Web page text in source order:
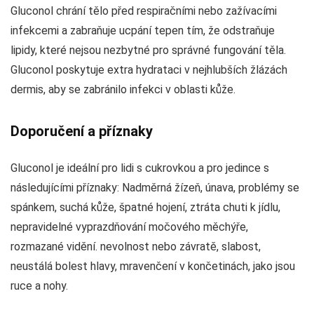
Gluconol chrání tělo před respiračními nebo zažívacími
infekcemi a zabraňuje ucpání tepen tím, že odstraňuje
lipidy, které nejsou nezbytné pro správné fungování těla.
Gluconol poskytuje extra hydrataci v nejhlubších žlázách
dermis, aby se zabránilo infekci v oblasti kůže.
Doporučení a příznaky
Gluconol je ideální pro lidi s cukrovkou a pro jedince s
následujícími příznaky: Nadměrná žízeň, únava, problémy se
spánkem, suchá kůže, špatné hojení, ztráta chuti k jídlu,
nepravidelné vyprazdňování močového měchýře,
rozmazané vidění. nevolnost nebo závratě, slabost,
neustálá bolest hlavy, mravenčení v končetinách, jako jsou
ruce a nohy.